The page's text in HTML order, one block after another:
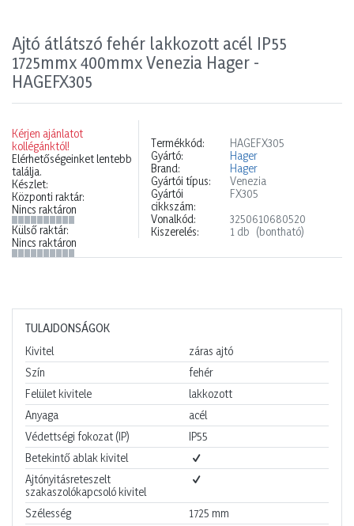
Ajtó átlátszó fehér lakkozott acél IP55
1725mmx 400mmx Venezia Hager -
HAGEFX305
Kérjen ajánlatot
kollégánktól!
Elérhetőségeinket lentebb
találja.
Készlet:
Központi raktár:
Nincs raktáron
Külső raktár:
Nincs raktáron
Termékkód:
HAGEFX305
Gyártó:
Hager
Brand:
Hager
Gyártói típus:
Venezia
Gyártói
cikkszám:
FX305
Vonalkód:
3250610680520
Kiszerelés:
1 db (bontható)
TULAJDONSÁGOK
Kivitel
záras ajtó
Szín
fehér
Felület kivitele
lakkozott
Anyaga
acél
Védettségi fokozat (IP)
IP55
Betekintő ablak kivitel
Ajtónyitásreteszelt
szakaszolókapcsoló kivitel
Szélesség
1725 mm